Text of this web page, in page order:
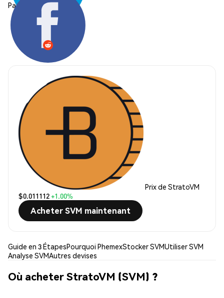
Partager:
Prix de StratoVM
$0.011112+1.00%
Acheter SVM maintenant
Guide en 3 ÉtapesPourquoi PhemexStocker SVMUtiliser SVM
Analyse SVMAutres devises
Où acheter StratoVM (SVM) ?